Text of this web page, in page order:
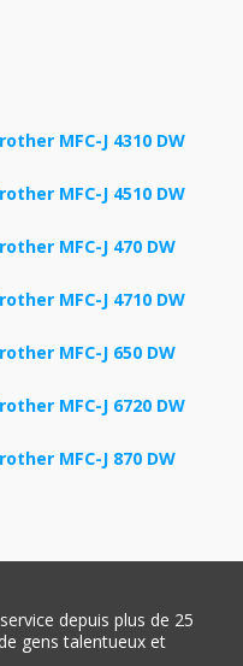
MFC-J 4310 DW
MFC-J 4510 DW
MFC-J 470 DW
MFC-J 4710 DW
MFC-J 650 DW
MFC-J 6720 DW
MFC-J 870 DW
depuis plus de 25
gens talentueux et